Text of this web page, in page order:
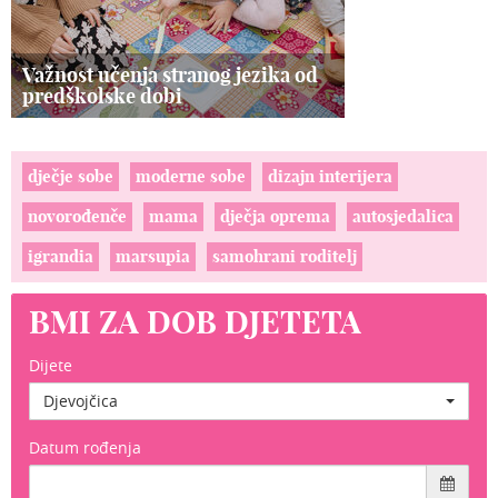
Važnost učenja stranog jezika od
predškolske dobi
dječje sobe moderne sobe
dizajn interijera
novorođenče
mama dječja oprema
autosjedalica
igrandia
marsupia samohrani roditelj
BMI ZA DOB DJETETA
Dijete
Djevojčica
Datum rođenja